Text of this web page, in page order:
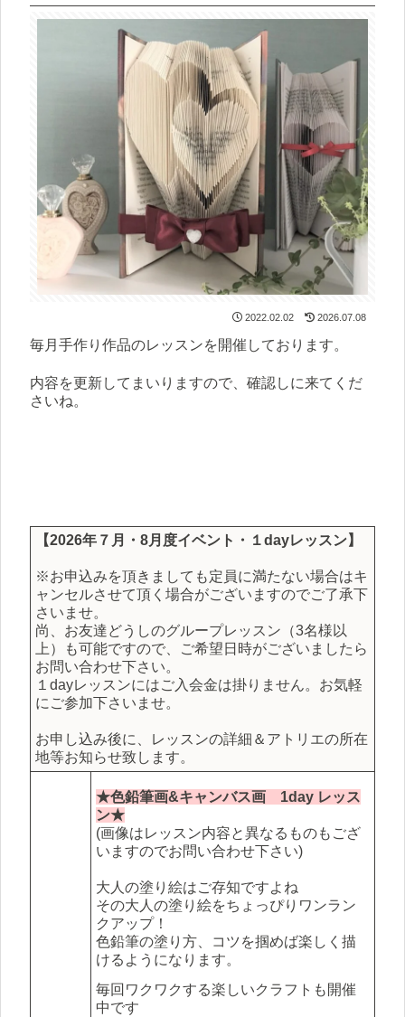
2022.02.02 2026.07.08
毎月手作り作品のレッスンを開催しております。
内容を更新してまいりますので、確認しに来てくだ
さいね。
【2026年７月・8月度イベント・１dayレッスン】
※お申込みを頂きましても定員に満たない場合はキ
ャンセルさせて頂く場合がございますのでご了承下
さいませ。
尚、お友達どうしのグループレッスン（3名様以
上）も可能ですので、ご希望日時がございましたら
お問い合わせ下さい。
１dayレッスンにはご入会金は掛りません。お気軽
にご参加下さいませ。
お申し込み後に、レッスンの詳細＆アトリエの所在
地等お知らせ致します。
★色鉛筆画&キャンバス画 1day レッス
ン★
(画像はレッスン内容と異なるものもござ
いますのでお問い合わせ下さい)
大人の塗り絵はご存知ですよね
その大人の塗り絵をちょっぴりワンラン
クアップ！
色鉛筆の塗り方、コツを掴めば楽しく描
けるようになります。
毎回ワクワクする楽しいクラフトも開催
中です